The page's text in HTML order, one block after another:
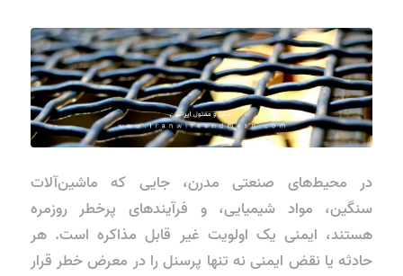
در محیط‌های صنعتی مدرن، جایی که ماشین‌آلات
سنگین، مواد شیمیایی، و فرآیندهای پرخطر روزمره
هستند، ایمنی یک اولویت غیر قابل مذاکره است. هر
حادثه یا نقض ایمنی نه تنها پرسنل را در معرض خطر قرار